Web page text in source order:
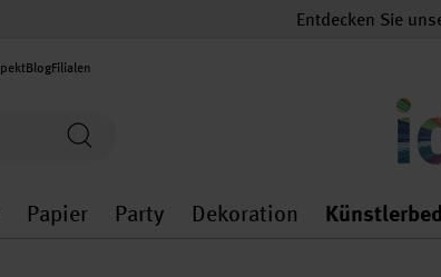
Entdecken Sie
BlogFilialen
Schmuck general.openMenu
Papier
Papier general.openMenu
Party
Party general.openMenu
Dekoration
Dekoration